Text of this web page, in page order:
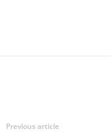
Previous article